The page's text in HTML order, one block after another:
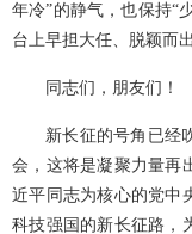
年冷”的静气，也保持“
台上早担大任、脱颖而出
同志们，朋友们！
新长征的号角已经
会，这将是凝聚力量再
近平同志为核心的党中
科技强国的新长征路，